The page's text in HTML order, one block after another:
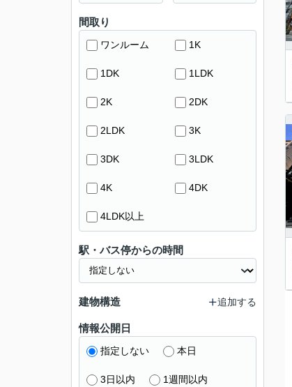
間取り
ワンルーム 1K
1DK 1LDK
2K 2DK
2LDK 3K
3DK 3LDK
4K 4DK
4LDK以上
駅・バス停からの時間
建物構造 追加する
情報公開日
指定しない 本日
3日以内 1週間以内